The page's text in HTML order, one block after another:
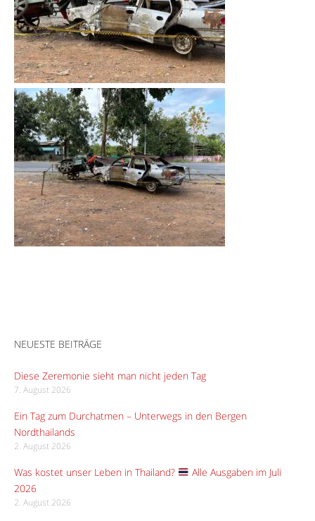
NEUESTE BEITRÄGE
Diese Zeremonie sieht man nicht jeden Tag
7. August 2026
Ein Tag zum Durchatmen – Unterwegs in den Bergen
Nordthailands
2. August 2026
Was kostet unser Leben in Thailand?
Alle Ausgaben im Juli
2026
2. August 2026